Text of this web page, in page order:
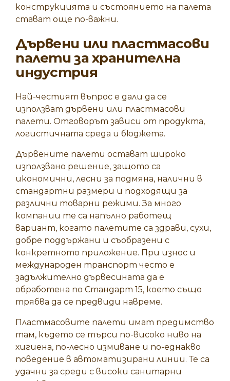
конструкцията и състоянието на палета
стават още по-важни.
Дървени или пластмасови
палети за хранителна
индустрия
Най-честият въпрос е дали да се
използват дървени или пластмасови
палети. Отговорът зависи от продукта,
логистичната среда и бюджета.
Дървените палети остават широко
използвано решение, защото са
икономични, лесни за подмяна, налични в
стандартни размери и подходящи за
различни товарни режими. За много
компании те са напълно работещ
вариант, когато палетите са здрави, сухи,
добре поддържани и съобразени с
конкретното приложение. При износ и
международен транспорт често е
задължително дървесината да е
обработена по Стандарт 15, което също
трябва да се предвиди навреме.
Пластмасовите палети имат предимство
там, където се търси по-високо ниво на
хигиена, по-лесно измиване и по-еднакво
поведение в автоматизирани линии. Те са
удачни за среди с високи санитарни